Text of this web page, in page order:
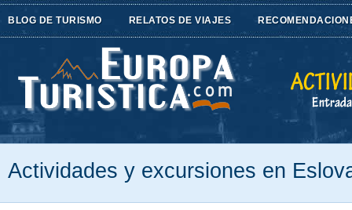
BLOG DE TURISMO RELATOS DE VIAJES
Actividades y excursiones en